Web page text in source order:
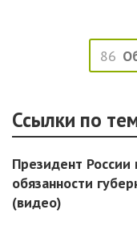
86
Ссылки по
Президент
обязанности
(видео)